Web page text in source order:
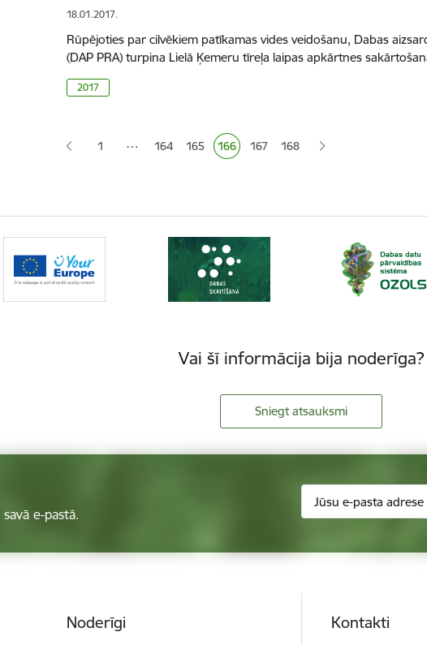
18.01.2017.
Rūpējoties par cilvēkiem patīkamas vides veidošanu, Dabas
(DAP PRA) turpina Lielā Ķemeru tīreļa laipas apkārtnes
2017
1 … Lapa
164 Lapa
165 Pašreizējā lapa
166 Lapa
167 Lapa
168
Vai šī informācija bija noderīga?
Sniegt atsauksmi
e-pastā.
Noderīgi Kontakti